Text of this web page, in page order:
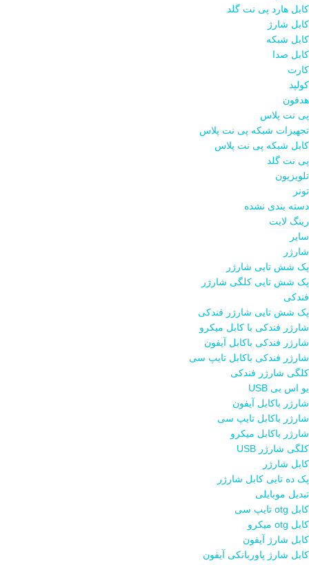
کابل هارد پی نت گلد
کابل شارژ
کابل شبکه
کابل صدا
کارت
کولپد
هدفون
پی نت پلاس
تجهیزات شبکه پی نت پلاس
کابل شبکه پی نت پلاس
پی نت گلد
تلویزیون
تونر
دسته بندی نشده
رینگ لایت
سایر
شارژر
پک شش تایی شارژر
پک شش تایی کلگی شارژر
فندکی
پک شش تایی شارژر فندکی
شارژر فندکی با کابل میکرو
شارژر فندکی باکابل آیفون
شارژر فندکی باکابل تایپ سی
کلگی شارژر فندکی
یو اس بی USB
شارژر باکابل آیفون
شارژر باکابل تایپ سی
شارژر باکابل میکرو
کلگی شارژر USB
کابل شارژر
پک ده تایی کابل شارژر
تبدیل موبایلی
کابل otg تایپ سی
کابل otg میکرو
کابل شارژ آیفون
کابل شارژ پاوربانکی آیفون